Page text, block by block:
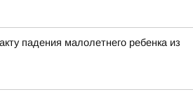
падения малолетнего ребенка из